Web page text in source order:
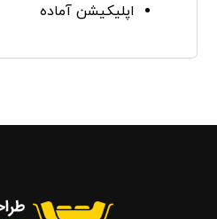
اپلیکیشن آماده